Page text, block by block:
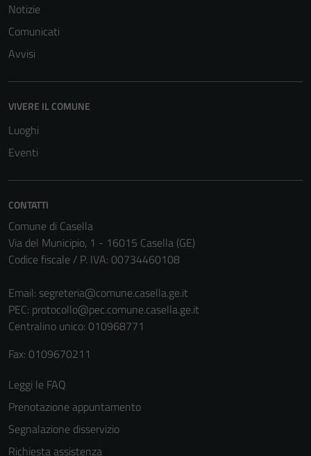
Notizie
Comunicati
Avvisi
VIVERE IL COMUNE
Luoghi
Eventi
CONTATTI
Comune di Casella
Via del Municipio, 1 - 16015 Casella (GE)
Codice fiscale / P. IVA: 00734460108
Email: segreteria@comune.casella.ge.it
PEC: protocollo@pec.comune.casella.ge.it
Centralino unico: 010968771
Fax: 0109670211
Leggi le FAQ
Prenotazione appuntamento
Segnalazione disservizio
Richiesta assistenza
sono necessari
possono
essere
Questi cookie
non raccolgono